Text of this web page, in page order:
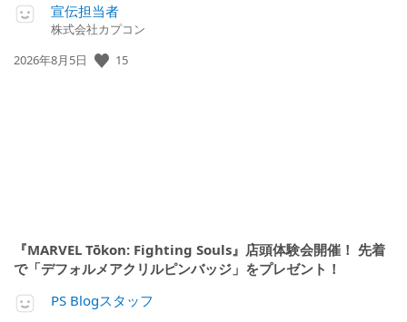
宣伝担当者
株式会社カプコン
公
2026年8月5日 15
『MARVEL Tōkon: Fighting Souls』店頭体験会開催！ 先着
で「デフォルメアクリルピンバッジ」をプレゼント！
PS Blogスタッフ